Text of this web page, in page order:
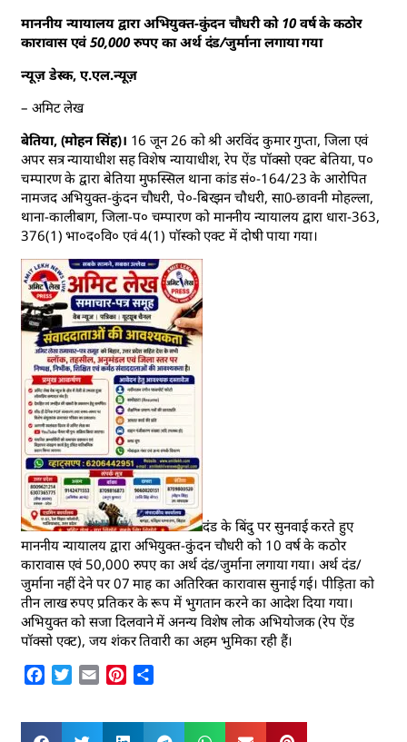
माननीय न्यायालय द्वारा अभियुक्त-कुंदन चौधरी को 10 वर्ष के कठोर
कारावास एवं 50,000 रुपए का अर्थ दंड/जुर्माना लगाया गया
न्यूज़ डेस्क, ए.एल.न्यूज़
– अमिट लेख
बेतिया, (मोहन सिंह)। 16 जून 26 को श्री अरविंद कुमार गुप्ता, जिला एवं
अपर सत्र न्यायाधीश सह विशेष न्यायाधीश, रेप ऐंड पॉक्सो एक्ट बेतिया, प०
चम्पारण के द्वारा बेतिया मुफस्सिल थाना कांड सं०-164/23 के आरोपित
नामजद अभियुक्त-कुंदन चौधरी, पे०-बिरझन चौधरी, सा0-छावनी मोहल्ला,
थाना-कालीबाग, जिला-प० चम्पारण को माननीय न्यायालय द्वारा धारा-363,
376(1) भा०द०वि० एवं 4(1) पॉस्को एक्ट में दोषी पाया गया।
दंड के बिंदु पर सुनवाई करते हुए
माननीय न्यायालय द्वारा अभियुक्त-कुंदन चौधरी को 10 वर्ष के कठोर
कारावास एवं 50,000 रुपए का अर्थ दंड/जुर्माना लगाया गया। अर्थ दंड/
जुर्माना नहीं देने पर 07 माह का अतिरिक्त कारावास सुनाई गई। पीड़िता को
तीन लाख रुपए प्रतिकर के रूप में भुगतान करने का आदेश दिया गया।
अभियुक्त को सजा दिलवाने में अनन्य विशेष लोक अभियोजक (रेप ऐंड
पॉक्सो एक्ट), जय शंकर तिवारी का अहम भुमिका रही हैं।
Facebook
Twitter
Email Pinterest